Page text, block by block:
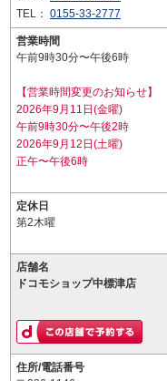
TEL： 0155-33-2777
営業時間
午前9時30分〜午後6時
【営業時間変更のお知らせ】
2026年9月11日(金曜)
午前9時30分〜午後2時
2026年9月12日(土曜)
正午〜午後6時
定休日
第2木曜
店舗名
ドコモショップ中標津店
住所/電話番号